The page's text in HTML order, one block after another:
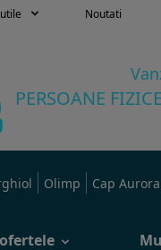
Noutati
PERSOANE FIZICE
Olimp Cap Aurora